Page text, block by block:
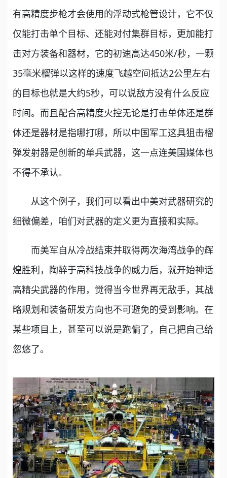
有高精度步枪才会使用的浮动式枪管设计，它不仅
仅能打击单个目标、还能对付集群目标，更加能打
击对方装备和器材，它的初速高达450米/秒，一颗
35毫米榴弹以这样的速度飞越空间抵达2公里左右
的目标也就是大约5秒，可以说敌方没有什么反应
时间。而且配合高精度火控无论是打击单体还是群
体还是器材是指哪打哪，所以中国军工这具狙击榴
弹发射器是创新的单兵武器，这一点连美国媒体也
不得不承认。
从这个例子，我们可以看出中美对武器研究的
细微偏差，咱们对武器的定义更为直接和实际。
而美军自从冷战结束并取得两次海湾战争的辉
煌胜利，陶醉于高科技战争的威力后，就开始神话
高精尖武器的作用，觉得当今世界再无敌手，其战
略规划和装备研发方向也不可避免的受到影响。在
某些项目上，甚至可以说是跑偏了，自己把自己给
忽悠了。